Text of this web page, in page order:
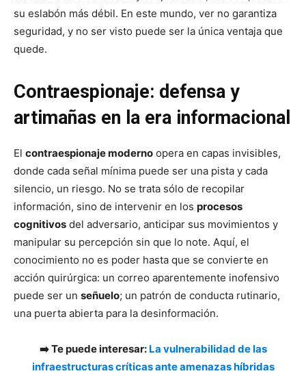
su eslabón más débil. En este mundo, ver no garantiza
seguridad, y no ser visto puede ser la única ventaja que
quede.
Contraespionaje: defensa y
artimañas en la era informacional
El contraespionaje moderno opera en capas invisibles,
donde cada señal mínima puede ser una pista y cada
silencio, un riesgo. No se trata sólo de recopilar
información, sino de intervenir en los procesos
cognitivos del adversario, anticipar sus movimientos y
manipular su percepción sin que lo note. Aquí, el
conocimiento no es poder hasta que se convierte en
acción quirúrgica: un correo aparentemente inofensivo
puede ser un señuelo; un patrón de conducta rutinario,
una puerta abierta para la desinformación.
➡️ Te puede interesar: La vulnerabilidad de las
infraestructuras críticas ante amenazas híbridas